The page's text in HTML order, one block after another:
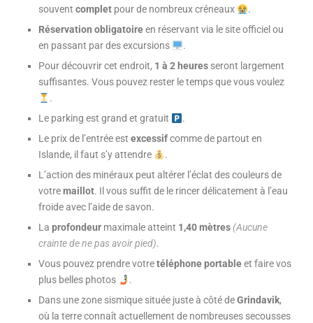
souvent complet pour de nombreux créneaux
.
Réservation obligatoireen réservant via le site officiel ou
en passant par des excursions
.
Pour découvrir cet endroit, 1 à 2 heures seront largement
suffisantes. Vous pouvez rester le temps que vous voulez
.
Le parking est grand et gratuit
.
Le prix de l’entrée est excessifcomme de partout en
Islande, il faut s’y attendre
.
L’action des minéraux peut altérer l’éclat des couleurs de
votremaillot. Il vous suffit de le rincer délicatement à l’eau
froide avec l’aide de savon.
La profondeur maximale atteint 1,40 mètres (Aucune
crainte de ne pas avoir pied).
Vous pouvez prendre votretéléphoneportableet faire vos
plus belles photos
.
Dans une zone sismique située juste à côté deGrindavik,
où la terre connaît actuellement de nombreuses secousses